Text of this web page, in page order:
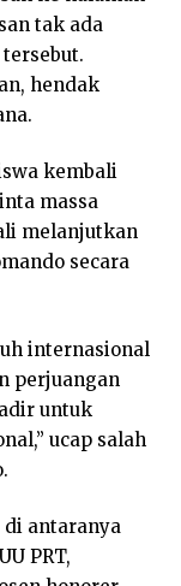
tak ada
hendak
kembali
massa
melanjutkan
secara
internasional
perjuangan
untuk
ucap salah
antaranya
PRT,